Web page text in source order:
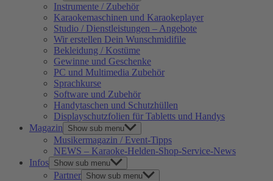
Instrumente / Zubehör
Karaokemaschinen und Karaokeplayer
Studio / Dienstleistungen – Angebote
Wir erstellen Dein Wunschmidifile
Bekleidung / Kostüme
Gewinne und Geschenke
PC und Multimedia Zubehör
Sprachkurse
Software und Zubehör
Handytaschen und Schutzhüllen
Displayschutzfolien für Tabletts und Handys
Magazin
Show sub menu
Musikermagazin / Event-Tipps
NEWS – Karaoke-Helden-Shop-Service-News
Infos Show sub menu
Partner Show sub menu